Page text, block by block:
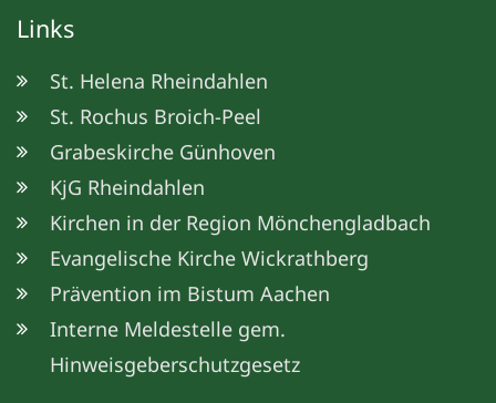
Links
St. Helena Rheindahlen
St. Rochus Broich-Peel
Grabeskirche Günhoven
KjG Rheindahlen
Kirchen in der Region Mönchengladbach
Evangelische Kirche Wickrathberg
Prävention im Bistum Aachen
Interne Meldestelle gem.
Hinweisgeberschutzgesetz